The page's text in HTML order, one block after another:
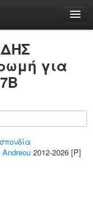
για
2012-2026 [P]